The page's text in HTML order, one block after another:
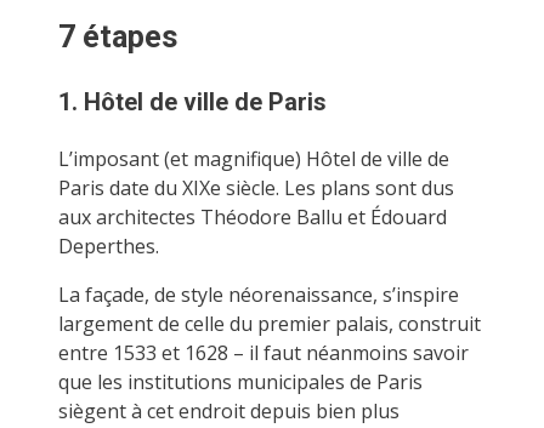
7 étapes
1. Hôtel de ville de Paris
L’imposant (et magnifique) Hôtel de ville de
Paris date du XIXe siècle. Les plans sont dus
aux architectes Théodore Ballu et Édouard
Deperthes.
La façade, de style néorenaissance, s’inspire
largement de celle du premier palais, construit
entre 1533 et 1628 – il faut néanmoins savoir
que les institutions municipales de Paris
siègent à cet endroit depuis bien plus